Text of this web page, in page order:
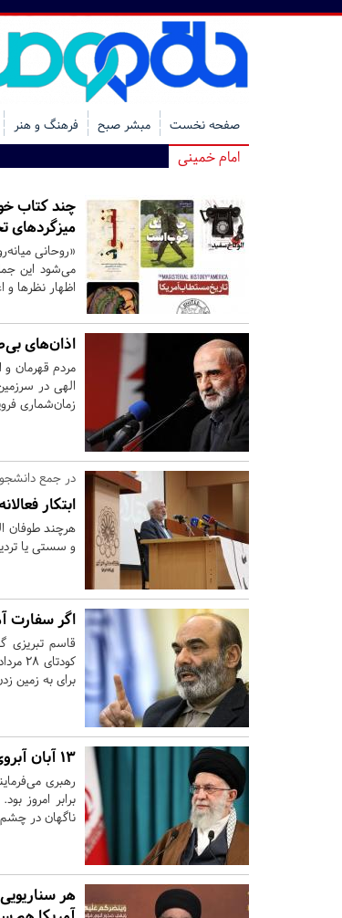
صفحه نخست مبشر صبح فرهنگ و هنر
امام خمینی
چند کتاب
میزگردهای
«روحانی
می‌شود این
اظهار نظرها و
اذان‌های
مردم قهرمان
الهی در
زمان‌شماری
در جمع
ابتکار
هرچند طوفان
و سستی یا
اگر سفارت آمریکا
قاسم تبریزی
برای به زمین
13 آبان آبروی آمریکا را برد
رهبری
برابر امروز
ناگهان در
هر